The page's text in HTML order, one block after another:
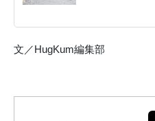
文／HugKum編集部